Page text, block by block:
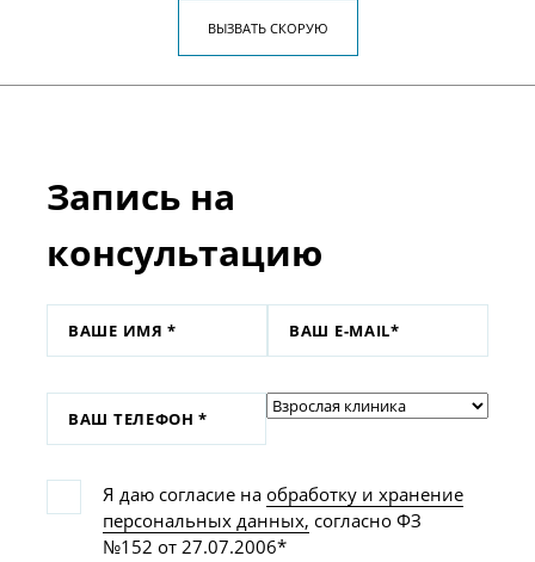
ВЫЗВАТЬ СКОРУЮ
Запись на
консультацию
Я даю согласие на обработку и хранение
персональных данных, согласно ФЗ
№152 от 27.07.2006*